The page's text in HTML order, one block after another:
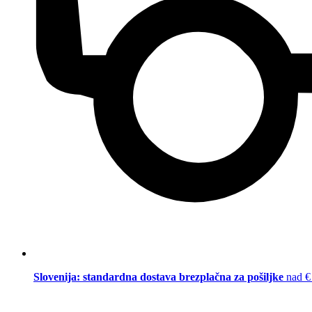
Slovenija: standardna dostava brezplačna za pošiljke nad